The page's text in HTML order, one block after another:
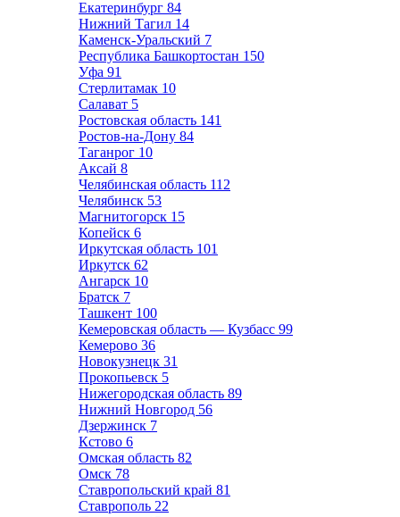
Екатеринбург 84
Нижний Тагил 14
Каменск-Уральский 7
Республика Башкортостан 150
Уфа 91
Стерлитамак 10
Салават 5
Ростовская область 141
Ростов-на-Дону 84
Таганрог 10
Аксай 8
Челябинская область 112
Челябинск 53
Магнитогорск 15
Копейск 6
Иркутская область 101
Иркутск 62
Ангарск 10
Братск 7
Ташкент 100
Кемеровская область — Кузбасс 99
Кемерово 36
Новокузнецк 31
Прокопьевск 5
Нижегородская область 89
Нижний Новгород 56
Дзержинск 7
Кстово 6
Омская область 82
Омск 78
Ставропольский край 81
Ставрополь 22